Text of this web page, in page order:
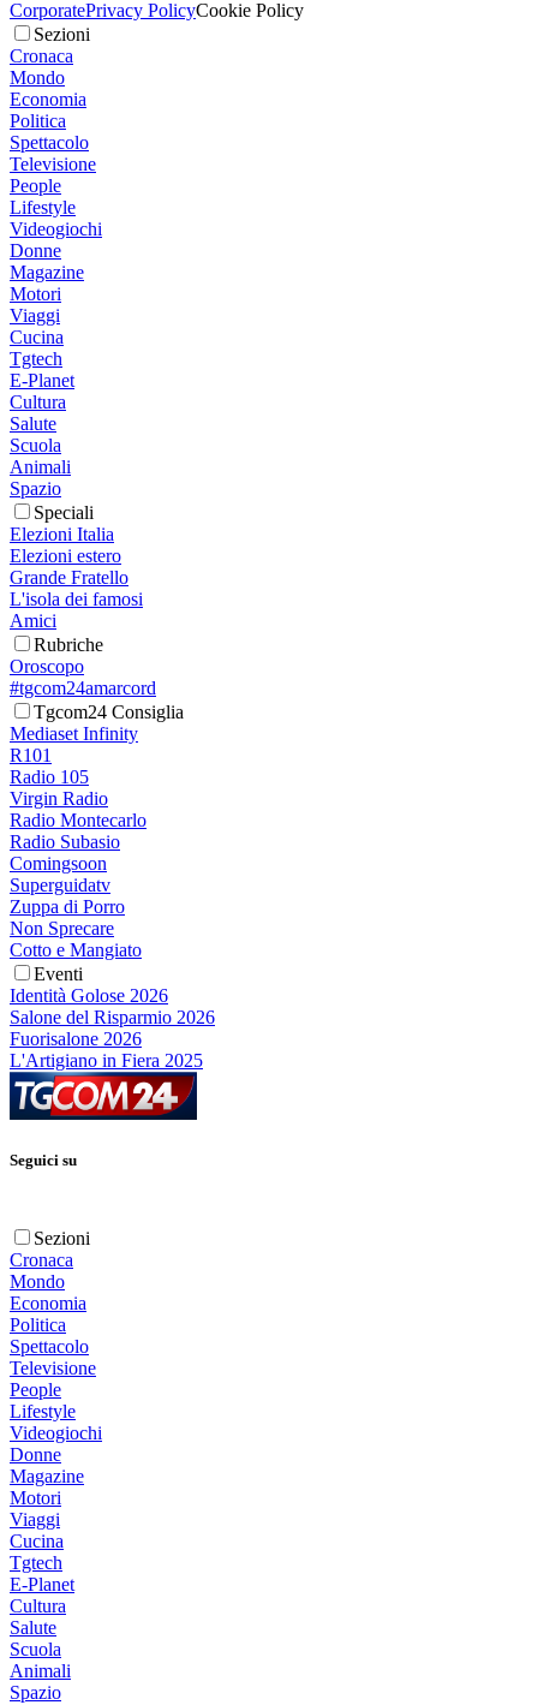
CorporatePrivacy PolicyCookie Policy
Sezioni
Cronaca
Mondo
Economia
Politica
Spettacolo
Televisione
People
Lifestyle
Videogiochi
Donne
Magazine
Motori
Viaggi
Cucina
Tgtech
E-Planet
Cultura
Salute
Scuola
Animali
Spazio
Speciali
Elezioni Italia
Elezioni estero
Grande Fratello
L'isola dei famosi
Amici
Rubriche
Oroscopo
#tgcom24amarcord
Tgcom24 Consiglia
Mediaset Infinity
R101
Radio 105
Virgin Radio
Radio Montecarlo
Radio Subasio
Comingsoon
Superguidatv
Zuppa di Porro
Non Sprecare
Cotto e Mangiato
Eventi
Identità Golose 2026
Salone del Risparmio 2026
Fuorisalone 2026
L'Artigiano in Fiera 2025
Seguici su
Sezioni
Cronaca
Mondo
Economia
Politica
Spettacolo
Televisione
People
Lifestyle
Videogiochi
Donne
Magazine
Motori
Viaggi
Cucina
Tgtech
E-Planet
Cultura
Salute
Scuola
Animali
Spazio